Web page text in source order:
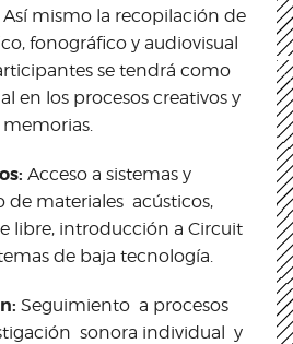
Así mismo la recopilación de
fonográfico y audiovisual
se tendrá como
en los procesos creativos y
Acceso a sistemas y
de materiales acústicos,
libre, introducción a Circuit
de baja tecnología.
Seguimiento a procesos
sonora individual y